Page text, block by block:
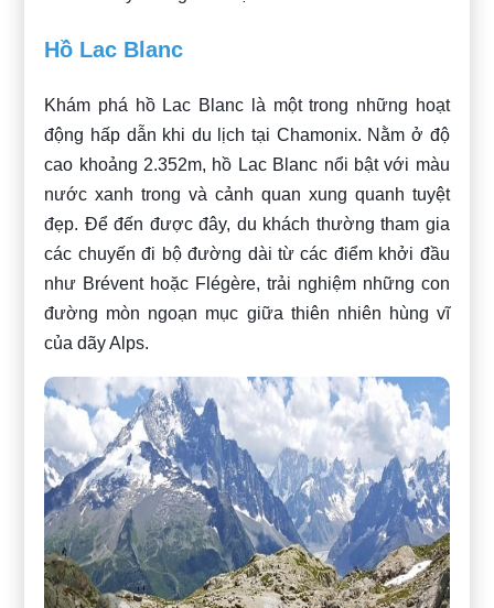
Hồ Lac Blanc
Khám phá hồ Lac Blanc là một trong những hoạt
động hấp dẫn khi du lịch tại Chamonix. Nằm ở độ
cao khoảng 2.352m, hồ Lac Blanc nổi bật với màu
nước xanh trong và cảnh quan xung quanh tuyệt
đẹp. Để đến được đây, du khách thường tham gia
các chuyến đi bộ đường dài từ các điểm khởi đầu
như Brévent hoặc Flégère, trải nghiệm những con
đường mòn ngoạn mục giữa thiên nhiên hùng vĩ
của dãy Alps.